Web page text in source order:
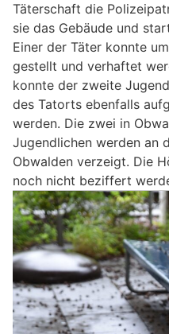
Täterschaft die
sie das Gebäude und
Einer der Täter konnte
gestellt und verhaftet
konnte der zweite
des Tatorts ebenfalls
werden. Die zwei in
Jugendlichen werden an
Obwalden verzeigt. Die
noch nicht beziffert